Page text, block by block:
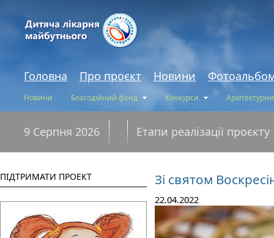
Головна Про проєкт Новини
Новини Благодійний фонд Конкурси
9 Серпня 2026 Етапи реалізації проєкту
Зі святом
22.04.2022
ПІДТРИМАТИ ПРОЕКТ